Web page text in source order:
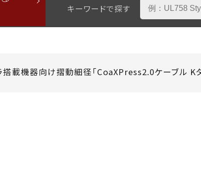
キーワードで探す
向け摺動細径「CoaXPress2.0ケーブル Kタイ